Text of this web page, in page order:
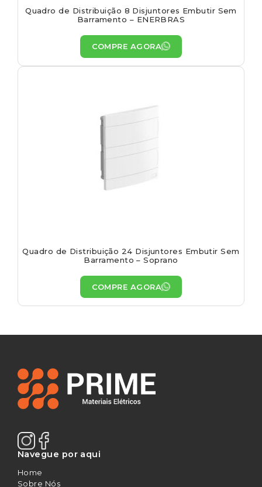
Quadro de Distribuição 8 Disjuntores Embutir Sem
Barramento – ENERBRAS
COMPRE AGORA
Quadro de Distribuição 24 Disjuntores Embutir Sem
Barramento – Soprano
COMPRE AGORA
Navegue por aqui
Home
Sobre Nós